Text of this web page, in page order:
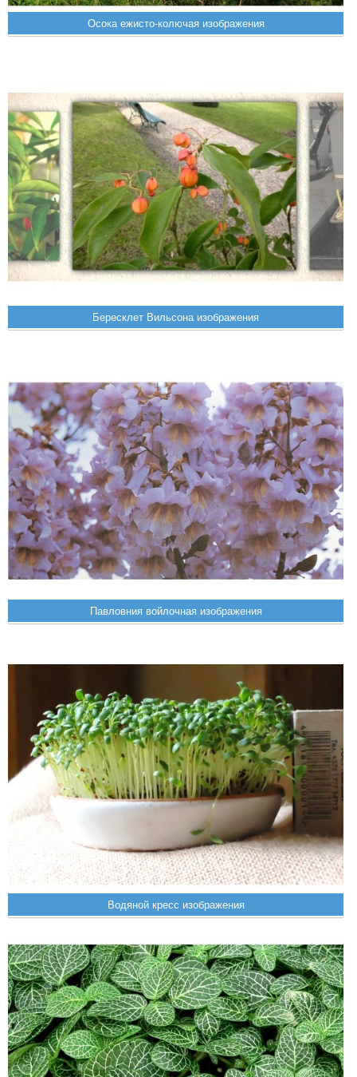
Осока ежисто-колючая изображения
Бересклет Вильсона изображения
Павловния войлочная изображения
Водяной кресс изображения